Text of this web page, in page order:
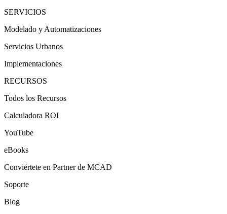
SERVICIOS
Modelado y Automatizaciones
Servicios Urbanos
Implementaciones
RECURSOS
Todos los Recursos
Calculadora ROI
YouTube
eBooks
Conviértete en Partner de MCAD
Soporte
Blog